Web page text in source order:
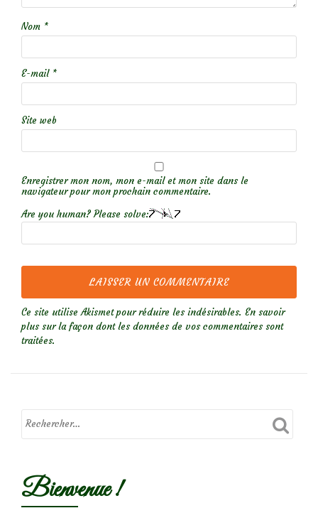
Nom *
E-mail *
Site web
Enregistrer mon nom, mon e-mail et mon site dans le
navigateur pour mon prochain commentaire.
Are you human? Please solve:
Ce site utilise Akismet pour réduire les indésirables. En savoir
plus sur la façon dont les données de vos commentaires sont
traitées.
Bienvenue !